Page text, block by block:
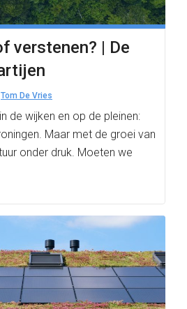
verstenen? | De
Tom De Vries
de wijken en op de pleinen:
Maar met de groei van
onder druk. Moeten we